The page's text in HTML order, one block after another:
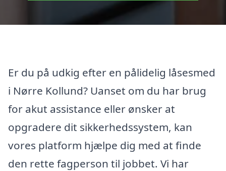
Er du på udkig efter en pålidelig låsesmed
i Nørre Kollund? Uanset om du har brug
for akut assistance eller ønsker at
opgradere dit sikkerhedssystem, kan
vores platform hjælpe dig med at finde
den rette fagperson til jobbet. Vi har